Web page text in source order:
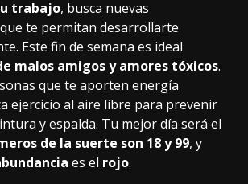
trabajo, busca nuevas
te permitan desarrollarte
Este fin de semana es ideal
malos amigos y amores tóxicos.
que te aporten energía
ejercicio al aire libre para prevenir
y espalda. Tu mejor día será el
de la suerte son 18 y 99, y
es el rojo.